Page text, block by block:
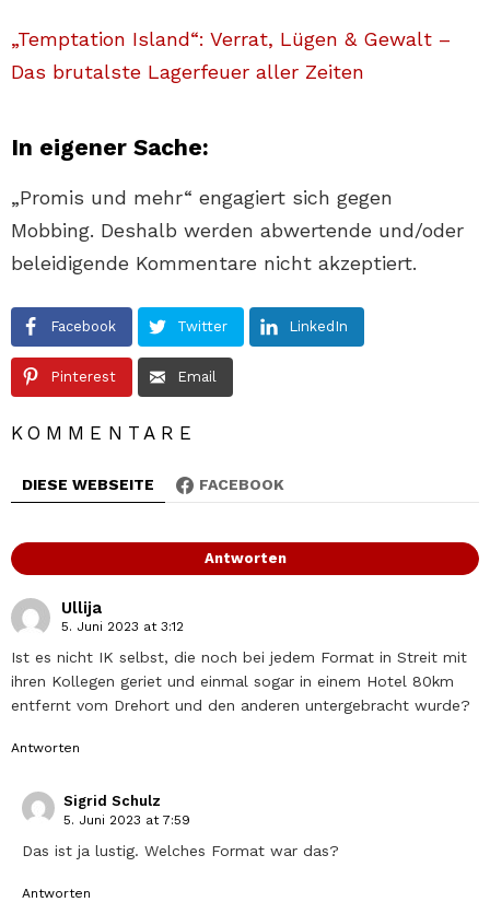
„Temptation Island“: Verrat, Lügen & Gewalt –
Das brutalste Lagerfeuer aller Zeiten
In eigener Sache:
„Promis und mehr“ engagiert sich gegen
Mobbing. Deshalb werden abwertende und/oder
beleidigende Kommentare nicht akzeptiert.
Facebook Twitter LinkedIn
Pinterest Email
KOMMENTARE
DIESE WEBSEITE FACEBOOK
Antworten
Ullija
5. Juni 2023 at 3:12
Ist es nicht IK selbst, die noch bei jedem Format in Streit mit
ihren Kollegen geriet und einmal sogar in einem Hotel 80km
entfernt vom Drehort und den anderen untergebracht wurde?
Antworten
Sigrid Schulz
5. Juni 2023 at 7:59
Das ist ja lustig. Welches Format war das?
Antworten